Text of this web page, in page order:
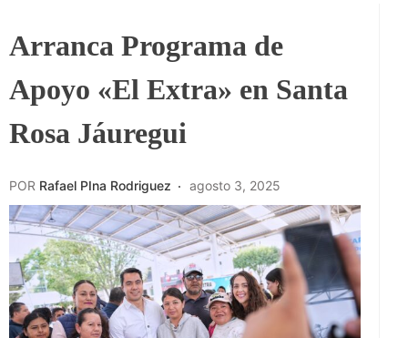
Arranca Programa de
Apoyo «El Extra» en Santa
Rosa Jáuregui
POR Rafael PIna Rodriguez agosto 3, 2025